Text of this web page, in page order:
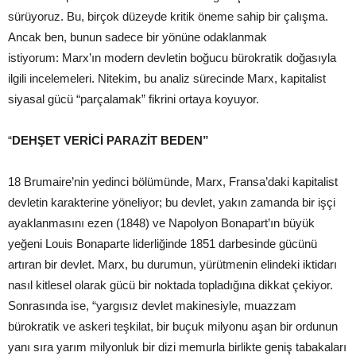
sürüyoruz. Bu, birçok düzeyde kritik öneme sahip bir çalışma.
Ancak ben, bunun sadece bir yönüne odaklanmak
istiyorum: Marx’ın modern devletin boğucu bürokratik doğasıyla
ilgili incelemeleri. Nitekim, bu analiz sürecinde Marx, kapitalist
siyasal gücü “parçalamak” fikrini ortaya koyuyor.
“DEHŞET VERİCİ PARAZİT BEDEN”
18 Brumaire’nin yedinci bölümünde, Marx, Fransa’daki kapitalist
devletin karakterine yöneliyor; bu devlet, yakın zamanda bir işçi
ayaklanmasını ezen (1848) ve Napolyon Bonapart’ın büyük
yeğeni Louis Bonaparte liderliğinde 1851 darbesinde gücünü
artıran bir devlet. Marx, bu durumun, yürütmenin elindeki iktidarı
nasıl kitlesel olarak gücü bir noktada topladığına dikkat çekiyor.
Sonrasında ise, “yargısız devlet makinesiyle, muazzam
bürokratik ve askeri teşkilat, bir buçuk milyonu aşan bir ordunun
yanı sıra yarım milyonluk bir dizi memurla birlikte geniş tabakaları